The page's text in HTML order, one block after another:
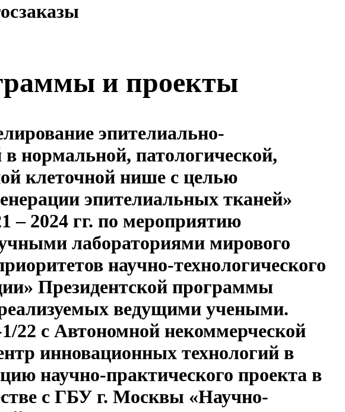
и проекты
эпителиально-
нормальной, патологической,
клеточной нише с целью
эпителиальных тканей»
– 2024 гг. по мероприятию
лабораториями мирового
научно-технологического
Президентской программы
реализуемых ведущими учеными.
22 с Автономной некоммерческой
инновационных технологий в
научно-практического проекта в
с ГБУ г. Москвы «Научно-